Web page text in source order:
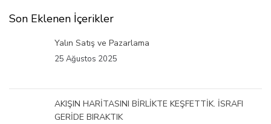
Son Eklenen İçerikler
Yalın Satış ve Pazarlama
25 Ağustos 2025
AKIŞIN HARİTASINI BİRLİKTE KEŞFETTİK. İSRAFI
GERİDE BIRAKTIK